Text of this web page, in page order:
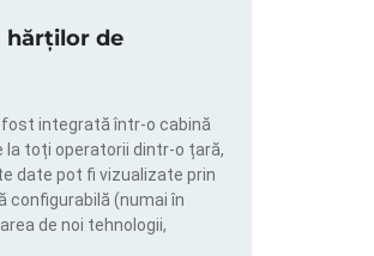
hărților de
integrată într-o cabină
toți operatorii dintr-o țară,
date pot fi vizualizate prin
configurabilă (numai în
de noi tehnologii,